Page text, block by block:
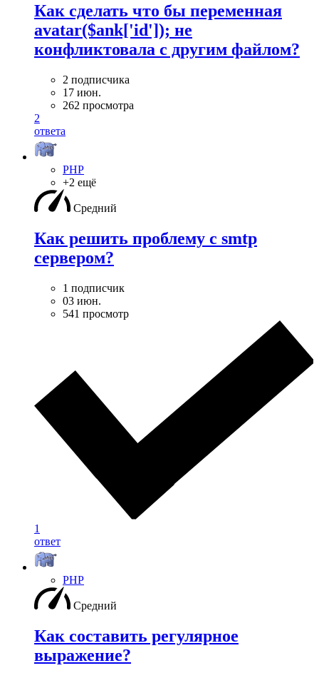
Как сделать что бы переменная
avatar($ank['id']); не
конфликтовала с другим файлом?
2 подписчика
17 июн.
262 просмотра
2
ответа
PHP
+2 ещё
Средний
Как решить проблему с smtp
сервером?
1 подписчик
03 июн.
541 просмотр
1
ответ
PHP
Средний
Как составить регулярное
выражение?